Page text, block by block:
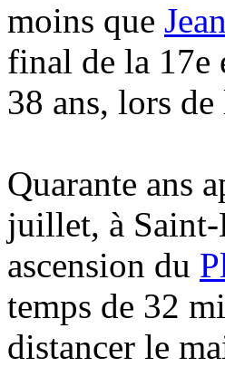
moins que
final de la 17e
38 ans, lors
Quarante ans
juillet, à Saint-
ascension du
temps de 32
distancer le